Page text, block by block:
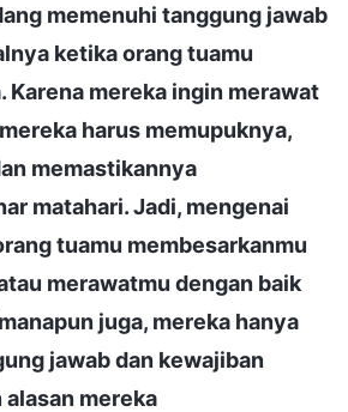
memenuhi tanggung jawab
ketika orang tuamu
Karena mereka ingin merawat
harus memupuknya,
memastikannya
matahari. Jadi, mengenai
tuamu membesarkanmu
merawatmu dengan baik
juga, mereka hanya
jawab dan kewajiban
alasan mereka